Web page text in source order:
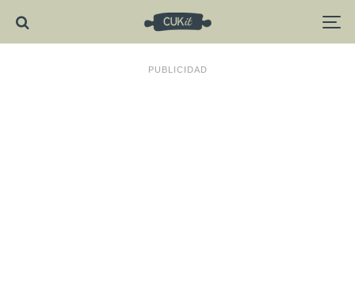
PUBLICIDAD